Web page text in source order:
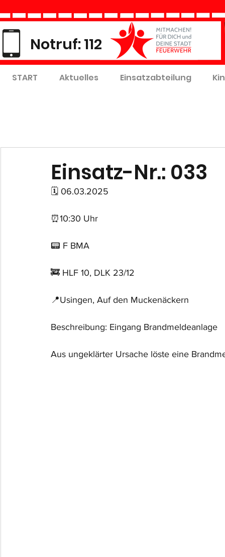
Notruf: 112
START Aktuelles Einsatzabteilung
Einsatz-Nr.: 033
🗓 06.03.2025
⏰10:30 Uhr
📟 F BMA
🚒 HLF 10, DLK 23/12
📍Usingen, Auf den Muckenäckern
Beschreibung: Eingang Brandmeldeanlage
Aus ungeklärter Ursache löste eine